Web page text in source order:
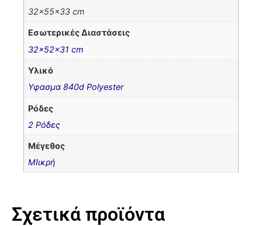
32x55x33 cm
Εσωτερικές Διαστάσεις
32x52x31 cm
Υλικό
Υφασμα 840d Polyester
Ρόδες
2 Ρόδες
Μέγεθος
ΜΙικρή
Σχετικά προϊόντα